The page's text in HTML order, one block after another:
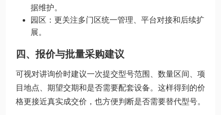
据维护。
园区：更关注多门区统一管理、平台对接和后续扩
展。
四、报价与批量采购建议
可视对讲询价时建议一次提交型号范围、数量区间、项
目地点、期望交期和是否需要配套设备。这样得到的价
格更接近真实成交价，也方便判断是否需要替代型号。